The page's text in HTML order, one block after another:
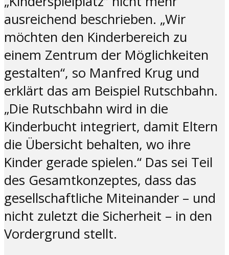
ausreichend beschrieben. „Wir
möchten den Kinderbereich zu
einem Zentrum der Möglichkeiten
gestalten“, so Manfred Krug und
erklärt das am Beispiel Rutschbahn.
„Die Rutschbahn wird in die
Kinderbucht integriert, damit Eltern
die Übersicht behalten, wo ihre
Kinder gerade spielen.“ Das sei Teil
des Gesamtkonzeptes, dass das
gesellschaftliche Miteinander – und
nicht zuletzt die Sicherheit – in den
Vordergrund stellt.